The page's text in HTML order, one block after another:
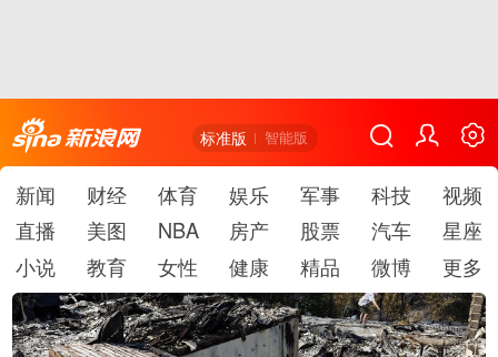
标准版 智能版
新闻 财经 体育 娱乐 军事 科技
视频
直播
美图 NBA 房产 股票 汽车
星座
小说
教育 女性 健康 精品 微博 更多